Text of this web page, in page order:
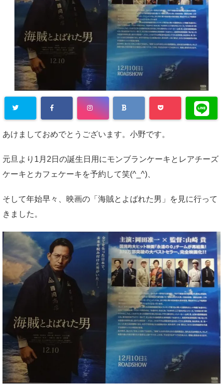
あけましておめでとうございます。小野です。
元旦より1月2日の誕生日用にモンブランケーキとレアチーズ
ケーキとカフェケーキを予約して笑(^_^)、
そして年始早々、映画の「海賊とよばれた男」を見に行って
きました。